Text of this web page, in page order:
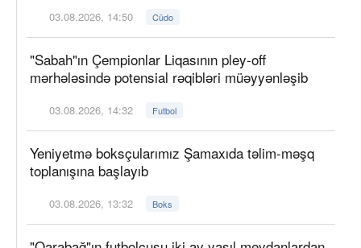
03.08.2026, 14:50 Cüdo
"Sabah"ın Çempionlar Liqasının pley-off
mərhələsində potensial rəqibləri müəyyənləşib
03.08.2026, 14:32 Futbol
Yeniyetmə boksçularımız Şamaxıda təlim-məşq
toplanışına başlayıb
03.08.2026, 13:32 Boks